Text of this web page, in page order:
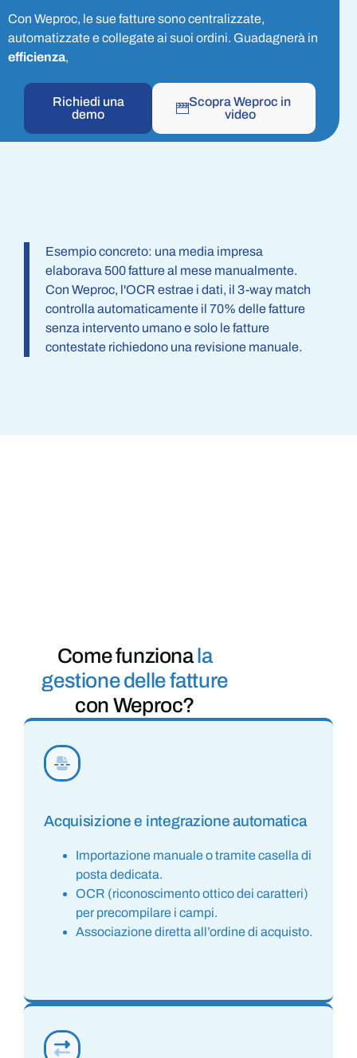
Con Weproc, le sue fatture sono centralizzate,
automatizzate e collegate ai suoi ordini. Guadagnerà in
efficienza,
Richiedi una
demo
Scopra Weproc in
video
Esempio concreto: una media impresa
elaborava 500 fatture al mese manualmente.
Con Weproc, l'OCR estrae i dati, il 3-way match
controlla automaticamente il 70% delle fatture
senza intervento umano e solo le fatture
contestate richiedono una revisione manuale.
Come funzionala
gestione delle fatture
con Weproc?
Acquisizione e integrazione automatica
Importazione manuale o tramite casella di
posta dedicata.
OCR (riconoscimento ottico dei caratteri)
per precompilare i campi.
Associazione diretta all’ordine di acquisto.